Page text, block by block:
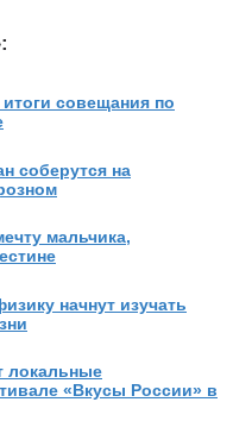
совещания по
соберутся на
мальчика,
начнут изучать
локальные
«Вкусы России» в